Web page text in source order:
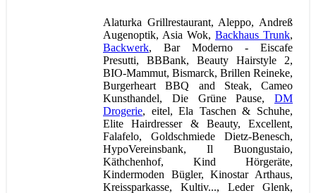
Alaturka Grillrestaurant, Aleppo, Andreß
Augenoptik, Asia Wok, Backhaus Trunk,
Backwerk, Bar Moderno - Eiscafe
Presutti, BBBank, Beauty Hairstyle 2,
BIO-Mammut, Bismarck, Brillen Reineke,
Burgerheart BBQ and Steak, Cameo
Kunsthandel, Die Grüne Pause, DM
Drogerie, eitel, Ela Taschen & Schuhe,
Elite Hairdresser & Beauty, Excellent,
Falafelo, Goldschmiede Dietz-Benesch,
HypoVereinsbank, Il Buongustaio,
Käthchenhof, Kind Hörgeräte,
Kindermoden Bügler, Kinostar Arthaus,
Kreissparkasse, Kultiv..., Leder Glenk,